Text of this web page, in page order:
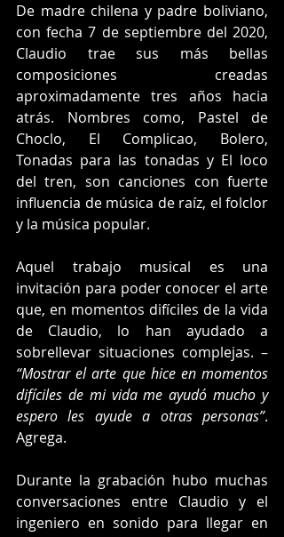
De madre chilena y padre boliviano,
con fecha 7 de septiembre del 2020,
Claudio trae sus más bellas
composiciones creadas
aproximadamente tres años hacia
atrás. Nombres como, Pastel de
Choclo, El Complicao, Bolero,
Tonadas para las tonadas y El loco
del tren, son canciones con fuerte
influencia de música de raíz, el folclor
y la música popular.
Aquel trabajo musical es una
invitación para poder conocer el arte
que, en momentos difíciles de la vida
de Claudio, lo han ayudado a
“Mostrar el arte que hice en momentos
difíciles de mi vida me ayudó mucho y
espero les ayude a otras personas”.
Agrega.
Durante la grabación hubo muchas
conversaciones entre Claudio y el
ingeniero en sonido para llegar en